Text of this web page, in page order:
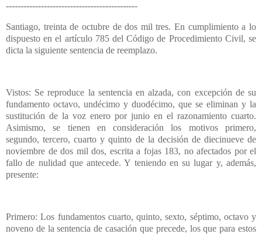
---------------------------------------------
Santiago, treinta de octubre de dos mil tres. En cumplimiento a lo
dispuesto en el artículo 785 del Código de Procedimiento Civil, se
dicta la siguiente sentencia de reemplazo.
Vistos: Se reproduce la sentencia en alzada, con excepción de su
fundamento octavo, undécimo y duodécimo, que se eliminan y la
sustitución de la voz enero por junio en el razonamiento cuarto.
Asimismo, se tienen en consideración los motivos primero,
segundo, tercero, cuarto y quinto de la decisión de diecinueve de
noviembre de dos mil dos, escrita a fojas 183, no afectados por el
fallo de nulidad que antecede. Y teniendo en su lugar y, además,
presente:
Primero: Los fundamentos cuarto, quinto, sexto, séptimo, octavo y
noveno de la sentencia de casación que precede, los que para estos